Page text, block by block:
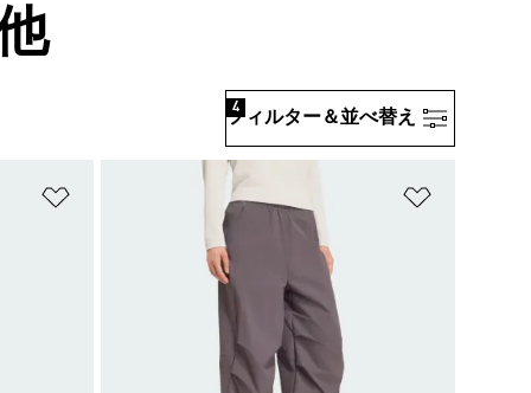
フィルター＆並べ替え
4
ほしいものリストに追加